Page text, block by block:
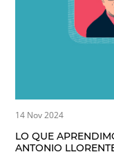
14 Nov 2024
LO QUE
ANTONIO